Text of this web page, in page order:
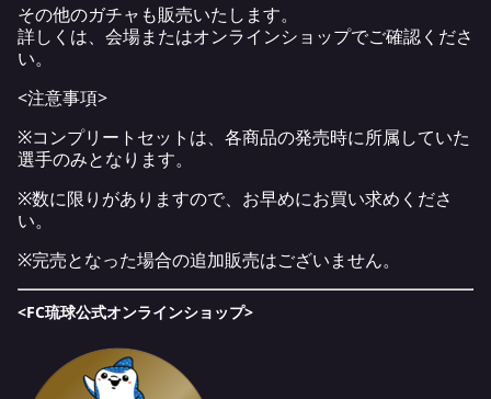
その他のガチャも販売いたします。
詳しくは、会場またはオンラインショップでご確認くださ
い。
<注意事項>
※コンプリートセットは、各商品の発売時に所属していた
選手のみとなります。
※数に限りがありますので、お早めにお買い求めくださ
い。
※完売となった場合の追加販売はございません。
<FC琉球公式オンラインショップ>